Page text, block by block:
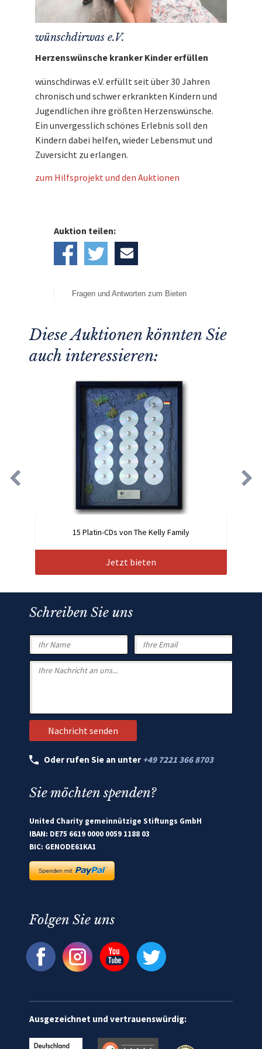
wünschdirwas e.V.
Herzenswünsche kranker Kinder erfüllen
wünschdirwas e.V. erfüllt seit über 30 Jahren
chronisch und schwer erkrankten Kindern und
Jugendlichen ihre größten Herzenswünsche.
Ein unvergesslich schönes Erlebnis soll den
Kindern dabei helfen, wieder Lebensmut und
Zuversicht zu erlangen.
zum Hilfsprojekt und den Auktionen
Auktion teilen:
Fragen und Antworten zum Bieten
Diese Auktionen könnten Sie
auch interessieren:
15 Platin-CDs von The Kelly Family
Jetzt bieten
Schreiben Sie uns
Oder rufen Sie an unter +49 7221 366 8703
Sie möchten spenden?
United Charity gemeinnützige Stiftungs GmbH
IBAN: DE75 6619 0000 0059 1188 03
BIC: GENODE61KA1
Folgen Sie uns
Ausgezeichnet und vertrauenswürdig: